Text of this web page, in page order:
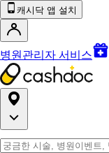
캐시닥 앱 설치
병원관리자 서비스